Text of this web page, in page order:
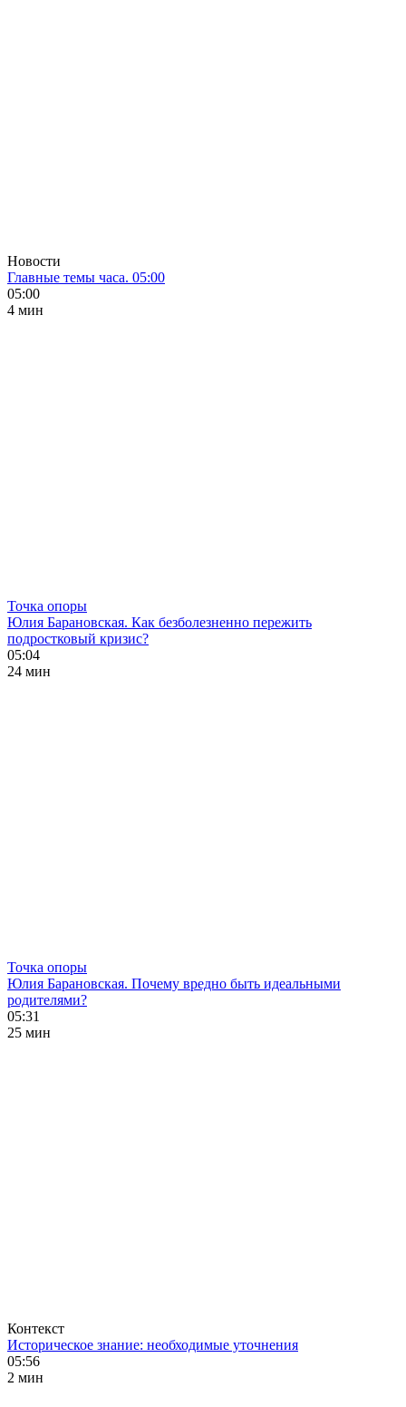
Новости
Главные темы часа. 05:00
05:00
4 мин
Точка опоры
Юлия Барановская. Как безболезненно пережить
подростковый кризис?
05:04
24 мин
Точка опоры
Юлия Барановская. Почему вредно быть идеальными
родителями?
05:31
25 мин
Контекст
Историческое знание: необходимые уточнения
05:56
2 мин